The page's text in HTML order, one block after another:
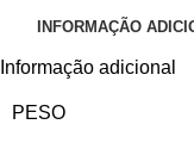
INFORMAÇÃO
Informação adicional
PESO